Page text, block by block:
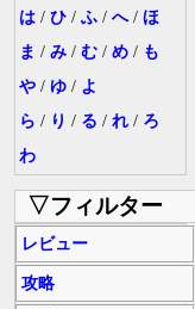
は / ひ / ふ / へ/ ほ
ま / み / む / め / も
や / ゆ / よ
ら / り / る / れ / ろ
わ
▽フィルター
レビュー
攻略